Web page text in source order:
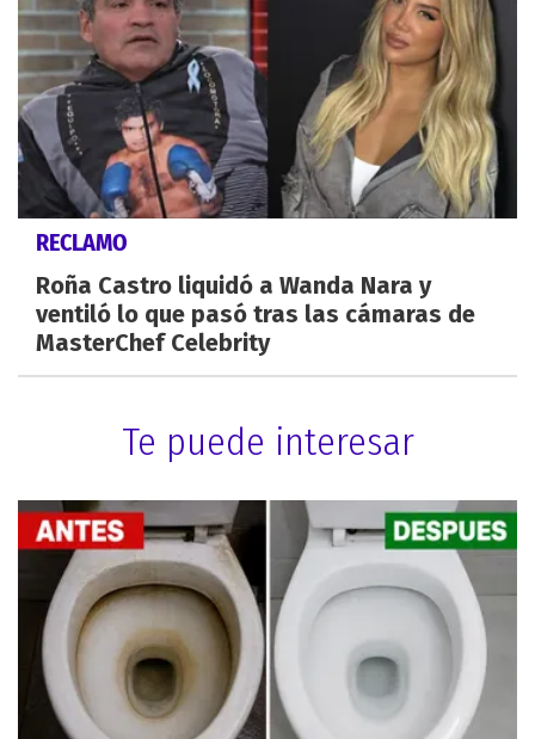
RECLAMO
Roña Castro liquidó a Wanda Nara y
ventiló lo que pasó tras las cámaras de
MasterChef Celebrity
Te puede interesar